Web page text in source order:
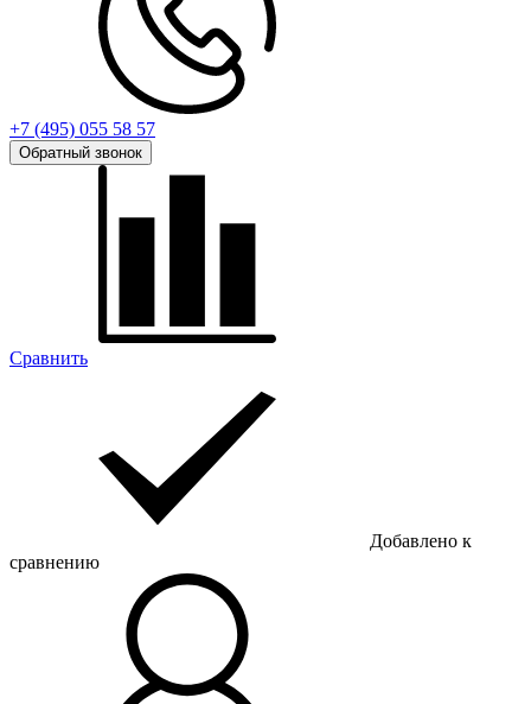
+7 (495) 055 58 57
Обратный звонок
Сравнить
Добавлено к
сравнению